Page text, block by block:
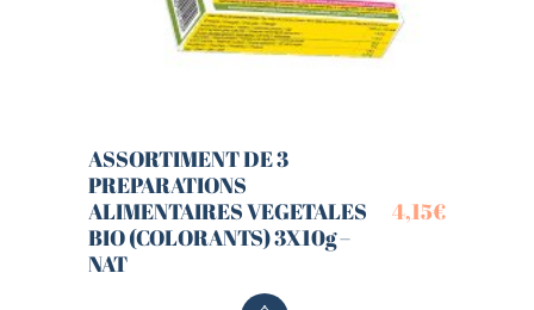
ASSORTIMENT DE 3
PREPARATIONS
ALIMENTAIRES VEGETALES
BIO (COLORANTS) 3X10g –
NAT
4,15€